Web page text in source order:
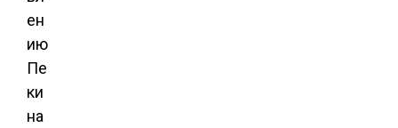
ен
ию
Пе
ки
на